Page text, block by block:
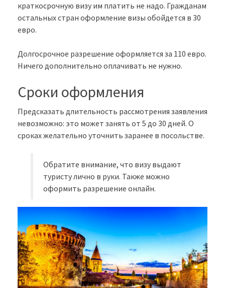
краткосрочную визу им платить не надо. Гражданам
остальных стран оформление визы обойдется в 30
евро.
Долгосрочное разрешение оформляется за 110 евро.
Ничего дополнительно оплачивать не нужно.
Сроки оформления
Предсказать длительность рассмотрения заявления
невозможно: это может занять от 5 до 30 дней. О
сроках желательно уточнить заранее в посольстве.
Обратите внимание, что визу выдают
туристу лично в руки. Также можно
оформить разрешение онлайн.